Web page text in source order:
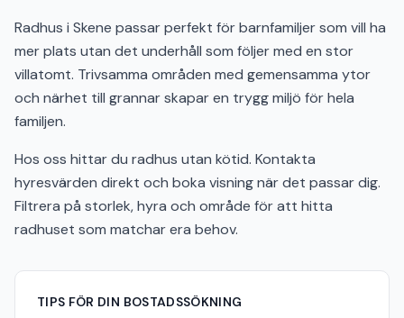
Radhus i Skene passar perfekt för barnfamiljer som vill ha
mer plats utan det underhåll som följer med en stor
villatomt. Trivsamma områden med gemensamma ytor
och närhet till grannar skapar en trygg miljö för hela
familjen.
Hos oss hittar du radhus utan kötid. Kontakta
hyresvärden direkt och boka visning när det passar dig.
Filtrera på storlek, hyra och område för att hitta
radhuset som matchar era behov.
TIPS FÖR DIN BOSTADSSÖKNING